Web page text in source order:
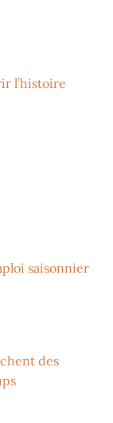
l’histoire
saisonnier
des